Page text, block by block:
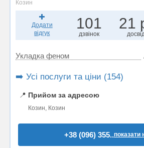
Козин
Додати
відгук
101
дзвінок
21
досвід
Укладка феном
➡️ Усі послуги та ціни (154)
📍 Прийом за адресою
Козин, Козин
+38 (096) 355..показати